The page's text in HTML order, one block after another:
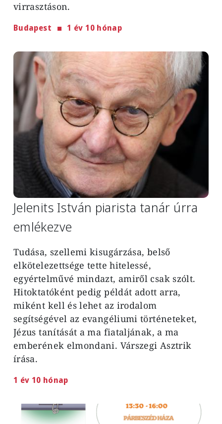
virrasztáson.
Budapest 1 év 10 hónap
Image
Jelenits István piarista tanár úrra
emlékezve
Tudása, szellemi kisugárzása, belső
elkötelezettsége tette hitelessé,
egyértelművé mindazt, amiről csak szólt.
Hitoktatóként pedig példát adott arra,
miként kell és lehet az irodalom
segítségével az evangéliumi történeteket,
Jézus tanítását a ma fiataljának, a ma
emberének elmondani. Várszegi Asztrik
írása.
1 év 10 hónap
Image